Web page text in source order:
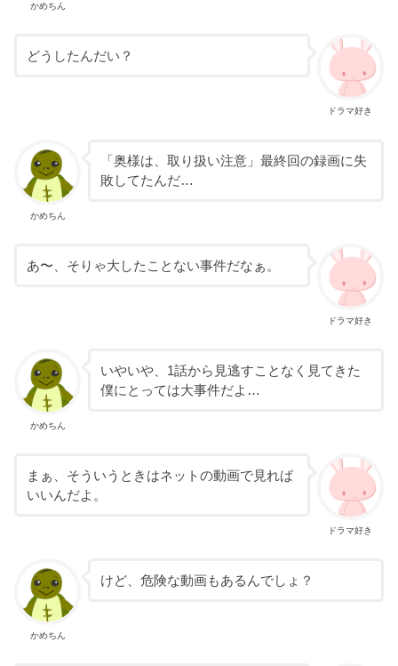
かめちん
ドラマ好き
どうしたんだい？
かめちん
「奥様は、取り扱い注意」最終回の録画に失
敗してたんだ…
ドラマ好き
あ〜、そりゃ大したことない事件だなぁ。
かめちん
いやいや、1話から見逃すことなく見てきた
僕にとっては大事件だよ…
ドラマ好き
まぁ、そういうときはネットの動画で見れば
いいんだよ。
かめちん
けど、危険な動画もあるんでしょ？